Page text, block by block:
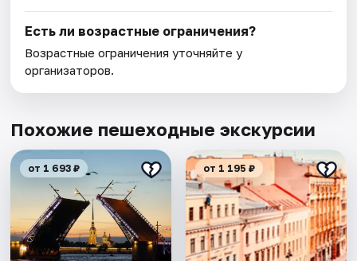
Есть ли возрастные ограничения?
Возрастные ограничения уточняйте у
организаторов.
Похожие пешеходные экскурсии
от 1 693 ₽ от 1 195 ₽